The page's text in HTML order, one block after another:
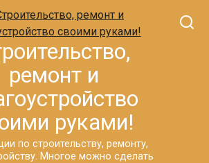
ремонт и
руками!
по строительству, ремонту,
Многое можно сделать